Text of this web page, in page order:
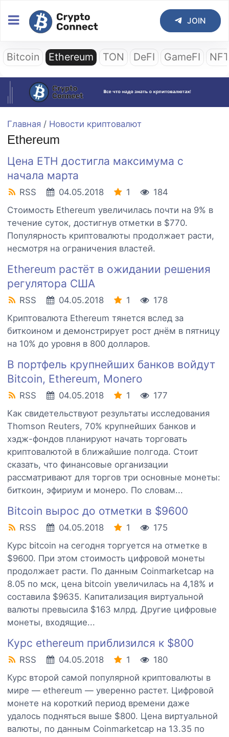
JOIN
Bitcoin Ethereum TON DeFI GameFI
Главная / Новости криптовалют
Ethereum
Цена ETH достигла максимума с
начала марта
RSS 04.05.2018 1
184
Стоимость Ethereum увеличилась почти на 9% в
течение суток, достигнув отметки в $770.
Популярность криптовалюты продолжает расти,
несмотря на ограничения властей.
Ethereum растёт в ожидании решения
регулятора США
RSS 04.05.2018 1
178
Криптовалюта Ethereum тянется вслед за
биткоином и демонстрирует рост днём в пятницу
на 10% до уровня в 800 долларов.
В портфель крупнейших банков войдут
Bitcoin, Ethereum, Monero
RSS 04.05.2018 1
177
Как свидетельствуют результаты исследования
Thomson Reuters, 70% крупнейших банков и
хэдж-фондов планируют начать торговать
криптовалютой в ближайшие полгода. Стоит
сказать, что финансовые организации
рассматривают для торгов три основные монеты:
биткоин, эфириум и монеро. По словам...
Bitcoin вырос до отметки в $9600
RSS 04.05.2018 1
175
Курс bitcoin на сегодня торгуется на отметке в
$9600. При этом стоимость цифровой монеты
продолжает расти. По данным Coinmarketcap на
8.05 по мск, цена bitcoin увеличилась на 4,18% и
составила $9635. Капитализация виртуальной
валюты превысила $163 млрд. Другие цифровые
монеты, входящие...
Курс ethereum приблизился к $800
RSS 04.05.2018 1
180
Курс второй самой популярной криптовалюты в
мире — ethereum — уверенно растет. Цифровой
монете на короткий период времени даже
удалось подняться выше $800. Цена виртуальной
валюты, по данным Coinmarketcap на 13.35 по